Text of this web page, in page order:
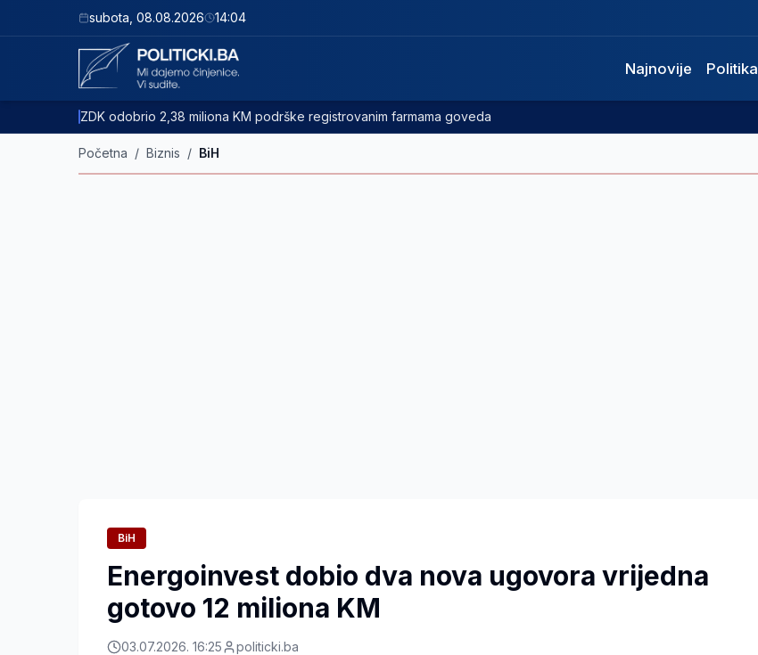
subota 08.08.2026 14:04
Najnovije Politika
ZDK odobrio 2,38 miliona KM podrške registrovanim farmama goveda
Početna / Biznis / BiH
BiH
Energoinvest dobio dva nova ugovora vrijedna
gotovo 12 miliona KM
03.07.2026. 16:25 politicki.ba